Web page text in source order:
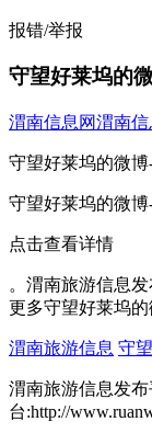
报错/举报
守望好莱坞的
渭南信息网渭南信
守望好莱坞的微博
守望好莱坞的微
点击查看详情
。渭南旅游信息发
更多守望好莱坞的
渭南旅游信息 守
渭南旅游信息发布
台:http://